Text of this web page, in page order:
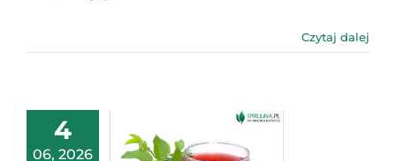
Czytaj dalej
4
06, 2026